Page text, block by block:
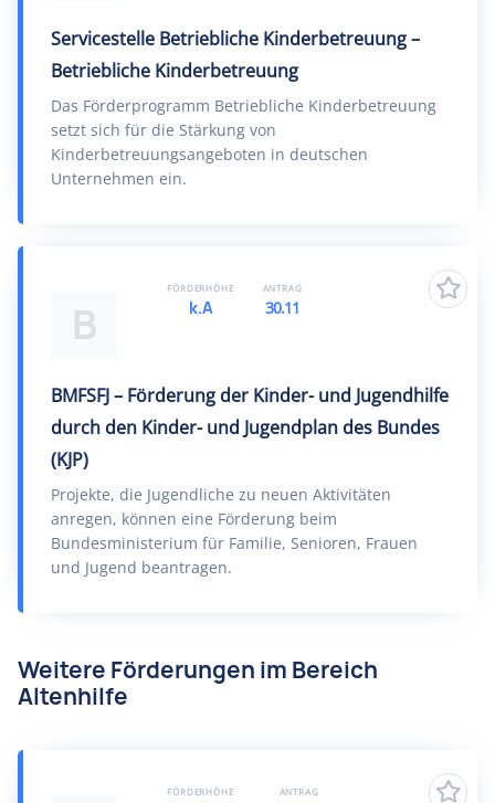
Servicestelle Betriebliche Kinderbetreuung –
Betriebliche Kinderbetreuung
Das Förderprogramm Betriebliche Kinderbetreuung
setzt sich für die Stärkung von
Kinderbetreuungsangeboten in deutschen
Unternehmen ein.
B
BMFSFJ – Förderung der Kinder- und Jugendhilfe
durch den Kinder- und Jugendplan des Bundes
(KJP)
Projekte, die Jugendliche zu neuen Aktivitäten
anregen, können eine Förderung beim
Bundesministerium für Familie, Senioren, Frauen
und Jugend beantragen.
FÖRDERHÖHE
k.A
ANTRAG
30.11
Weitere Förderungen im Bereich
Altenhilfe
FÖRDERHÖHE ANTRAG